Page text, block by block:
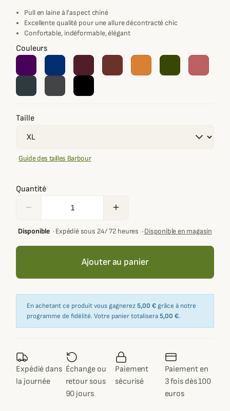
Pull en laine à l'aspect chiné
Excellente qualité pour une allure décontracté chic
Confortable, indéformable, élégant
Couleurs
Taille
Guide des tailles Barbour
Quantité
remove add
Disponible·Expédié sous 24/ 72 heures ·Disponible en magasin
Ajouter au panier
En achetant ce produit vous gagnerez5,00 € grâce à notre
programme de fidélité. Votre panier totalisera5,00 €.
Expédié dans
la journée
Échange ou
retour sous
90 jours
Paiement
sécurisé
Paiement en
3 fois dès 100
euros